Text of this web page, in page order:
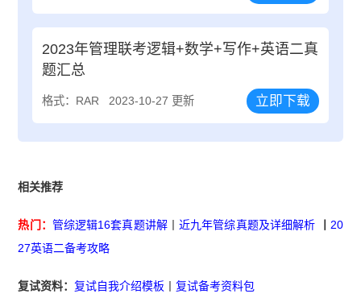
2023年管理联考逻辑+数学+写作+英语二真
题汇总
格式：RAR 2023-10-27 更新 立即下载
相关推荐
热门： 管综逻辑16套真题讲解丨近九年管综真题及详细解析
20
27英语二备考攻略
复试资料：复试自我介绍模板 丨复试备考资料包